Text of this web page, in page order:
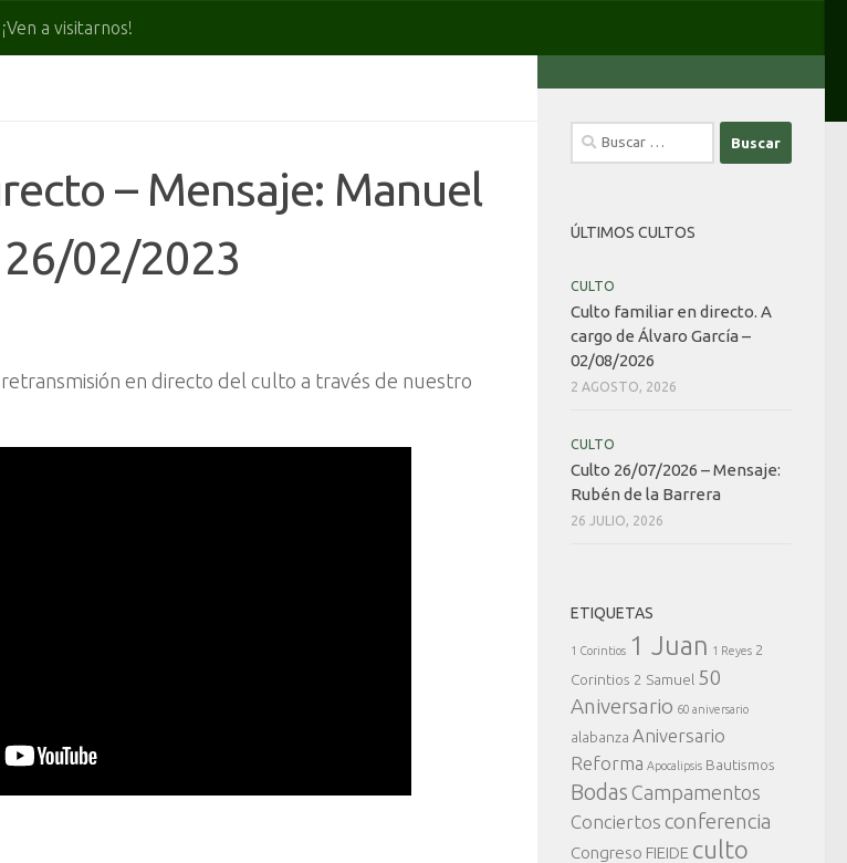
¡Ven a visitarnos!
– Mensaje: Manuel
26/02/2023
retransmisión en directo del culto a través de nuestro
Buscar:
ÚLTIMOS CULTOS
CULTO
Culto familiar en directo. A
cargo de Álvaro García –
02/08/2026
2 AGOSTO, 2026
CULTO
Culto 26/07/2026 – Mensaje:
Rubén de la Barrera
26 JULIO, 2026
ETIQUETAS
1 Corintios 1 Juan 1 Reyes 2
Corintios 2 Samuel 50
Aniversario 60 aniversario
alabanza Aniversario
Reforma Apocalipsis Bautismos
Bodas Campamentos
Conciertos conferencia
Congreso FIEIDE culto